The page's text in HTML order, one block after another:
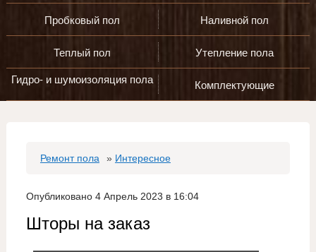
Пробковый пол Наливной пол
Теплый пол Утепление пола
Гидро- и шумоизоляция пола Комплектующие
Ремонт пола » Интересное
Опубликовано 4 Апрель 2023 в 16:04
Шторы на заказ